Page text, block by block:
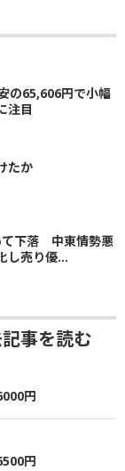
の65,606円で小幅
注目
たか
て下落 中東情勢悪
し売り優...
事を読む
円
円